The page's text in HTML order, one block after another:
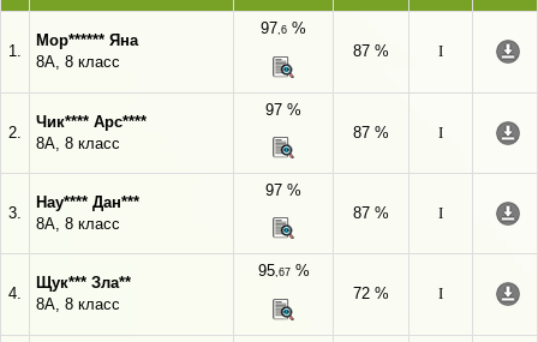
1.
Мор****** Яна
8А, 8 класс
97,6 %
87 %
I
2.
Чик**** Арс****
8А, 8 класс
97 %
87 %
I
3.
Нау**** Дан***
8А, 8 класс
97 %
87 %
I
4.
Щук*** Зла**
8А, 8 класс
95,67%
72 %
I